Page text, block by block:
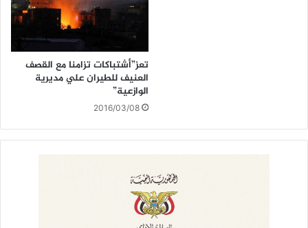
تعز”أشتباكات تزامنا مع القصف
العنيف للطيران علي مديرية
الوازعية”
2016/03/08